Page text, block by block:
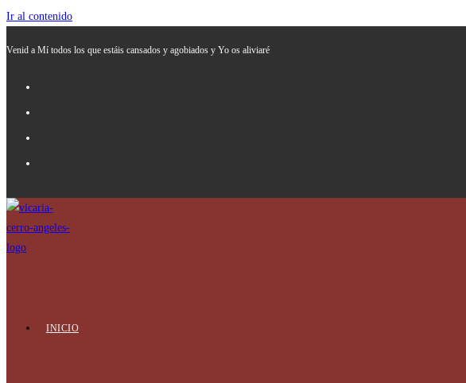
Ir al contenido
Venid a Mí todos los que estáis cansados y agobiados y Yo os aliviaré
INICIO